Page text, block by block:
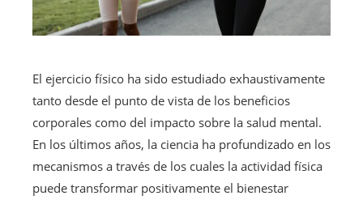
El ejercicio físico ha sido estudiado exhaustivamente
tanto desde el punto de vista de los beneficios
corporales como del impacto sobre la salud mental.
En los últimos años, la ciencia ha profundizado en los
mecanismos a través de los cuales la actividad física
puede transformar positivamente el bienestar